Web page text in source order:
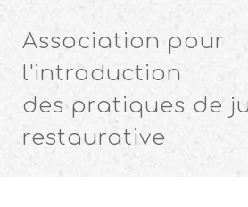
Association pour
l'introduction
des pratiques de
restaurative